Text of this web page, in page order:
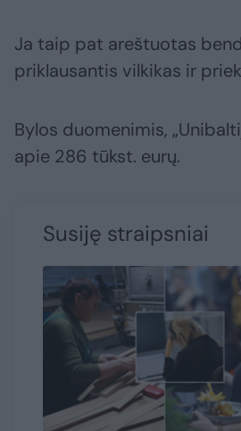
Ja taip pat areštuotas
priklausantis vilkikas ir
Bylos duomenimis,
apie 286 tūkst. eurų.
Susiję straipsniai